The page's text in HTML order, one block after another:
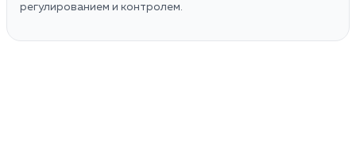
регулированием и контролем.